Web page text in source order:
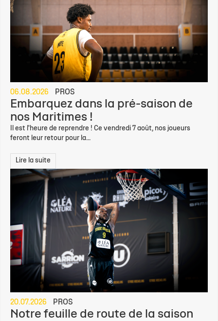
06.08.2026 PROS
Embarquez dans la pré-saison de
nos Maritimes !
Il est l'heure de reprendre ! Ce vendredi 7 août, nos joueurs
feront leur retour pour la...
Lire la suite
20.07.2026 PROS
Notre feuille de route de la saison